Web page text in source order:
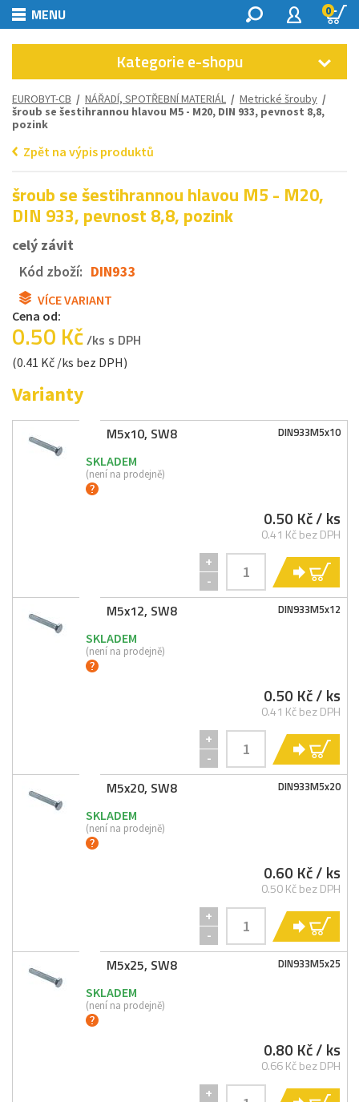
MENU 0
Kategorie e-shopu
EUROBYT-CB / NÁŘADÍ, SPOTŘEBNÍ MATERIÁL / Metrické šrouby /
šroub se šestihrannou hlavou M5 - M20, DIN 933, pevnost 8,8,
pozink
Zpět na výpis produktů
šroub se šestihrannou hlavou M5 - M20,
DIN 933, pevnost 8,8, pozink
celý závit
Kód zboží: DIN933
VÍCE VARIANT
Cena od:
0.50 Kč/ks s DPH
(0.41 Kč /ks bez DPH)
Varianty
DIN933M5x10
M5x10, SW8
SKLADEM
(není na prodejně)
0.50 Kč/ ks
0.41 Kč bez DPH
+
-
DIN933M5x12
M5x12, SW8
SKLADEM
(není na prodejně)
0.50 Kč/ ks
0.41 Kč bez DPH
+
-
DIN933M5x20
M5x20, SW8
SKLADEM
(není na prodejně)
0.60 Kč/ ks
0.50 Kč bez DPH
+
-
DIN933M5x25
M5x25, SW8
SKLADEM
(není na prodejně)
0.80 Kč/ ks
0.66 Kč bez DPH
+